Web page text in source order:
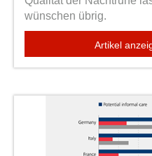
wünschen übrig.
Artikel